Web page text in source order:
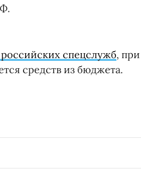
спецслужб, при
средств из бюджета.